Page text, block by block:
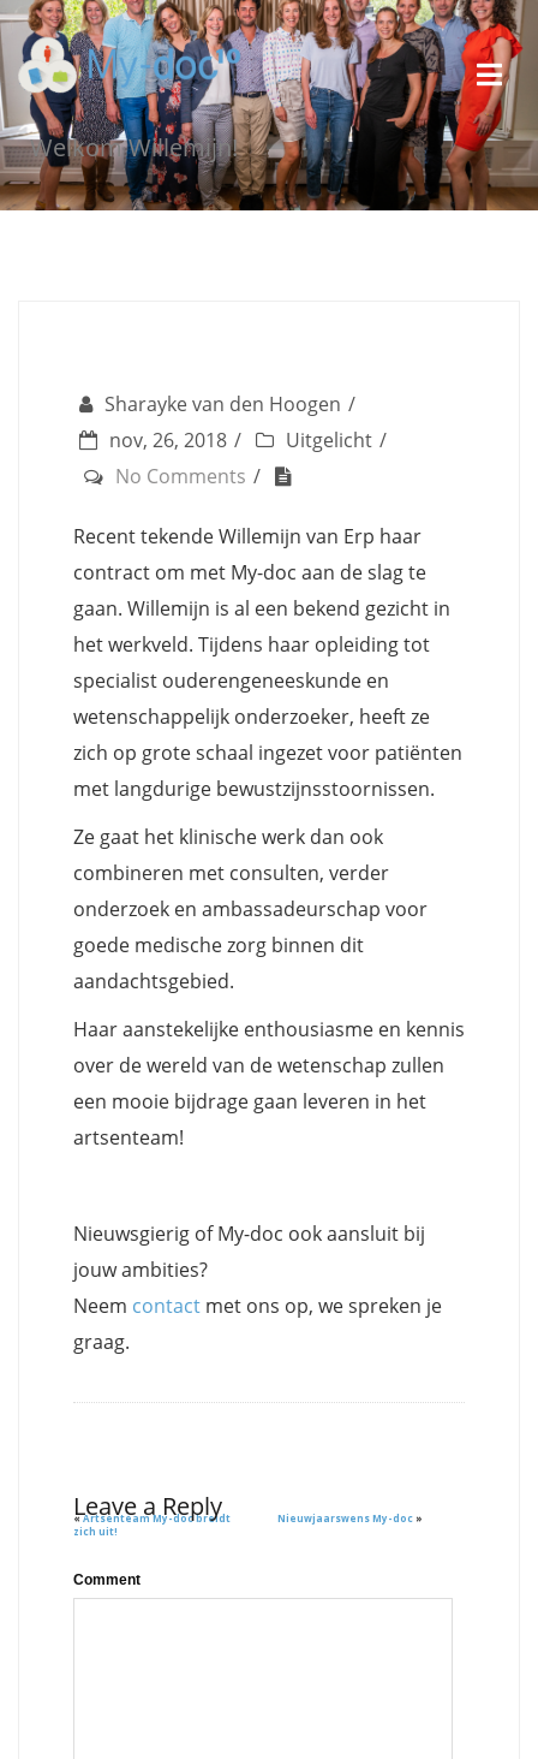
Welkom Willemijn!
Sharayke van den Hoogen
nov, 26, 2018
Uitgelicht
No Comments
Recent tekende Willemijn van Erp haar
contract om met My-doc aan de slag te
gaan. Willemijn is al een bekend gezicht in
het werkveld. Tijdens haar opleiding tot
specialist ouderengeneeskunde en
wetenschappelijk onderzoeker, heeft ze
zich op grote schaal ingezet voor patiënten
met langdurige bewustzijnsstoornissen.
Ze gaat het klinische werk dan ook
combineren met consulten, verder
onderzoek en ambassadeurschap voor
goede medische zorg binnen dit
aandachtsgebied.
Haar aanstekelijke enthousiasme en kennis
over de wereld van de wetenschap zullen
een mooie bijdrage gaan leveren in het
artsenteam!
Nieuwsgierig of My-doc ook aansluit bij
jouw ambities?
Neem contact met ons op, we spreken je
graag.
«Artsenteam My-doc breidt
zich uit!
Nieuwjaarswens My-doc »
Leave a Reply
Comment